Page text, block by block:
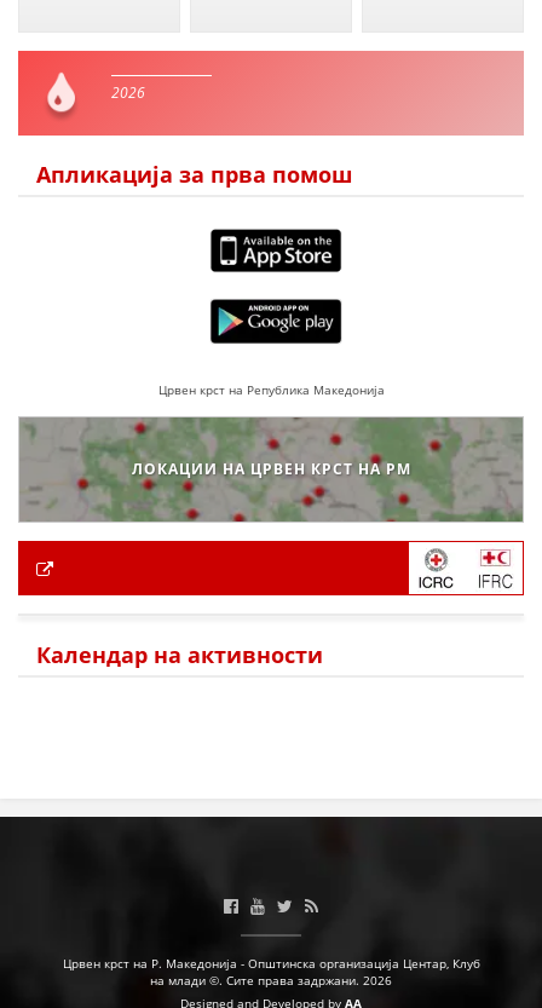
2026
Апликација за прва помош
Црвен крст на Република Македонија
ЛОКАЦИИ НА ЦРВЕН КРСТ НА РМ
Календар на активности
Црвен крст на Р. Македонија - Општинска организација Центар, Клуб
на млади ©. Сите права задржани. 2026
Designed and Developed by AA